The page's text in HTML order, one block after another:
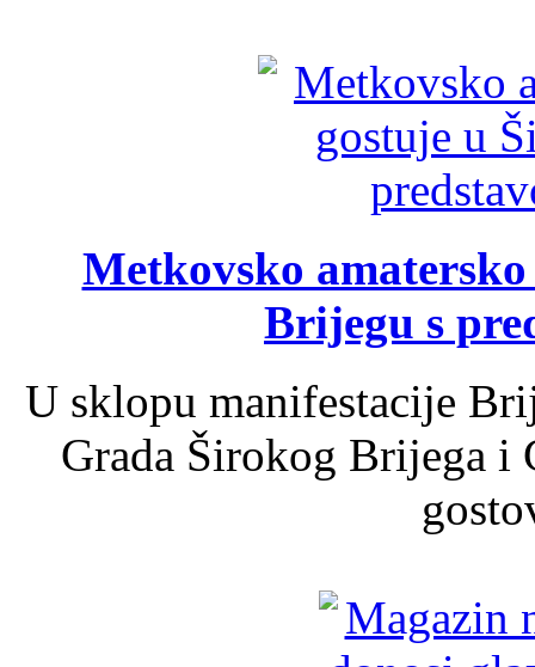
Metkovsko
Brijegu s
U sklopu manifestacije
Grada Širokog Brijega